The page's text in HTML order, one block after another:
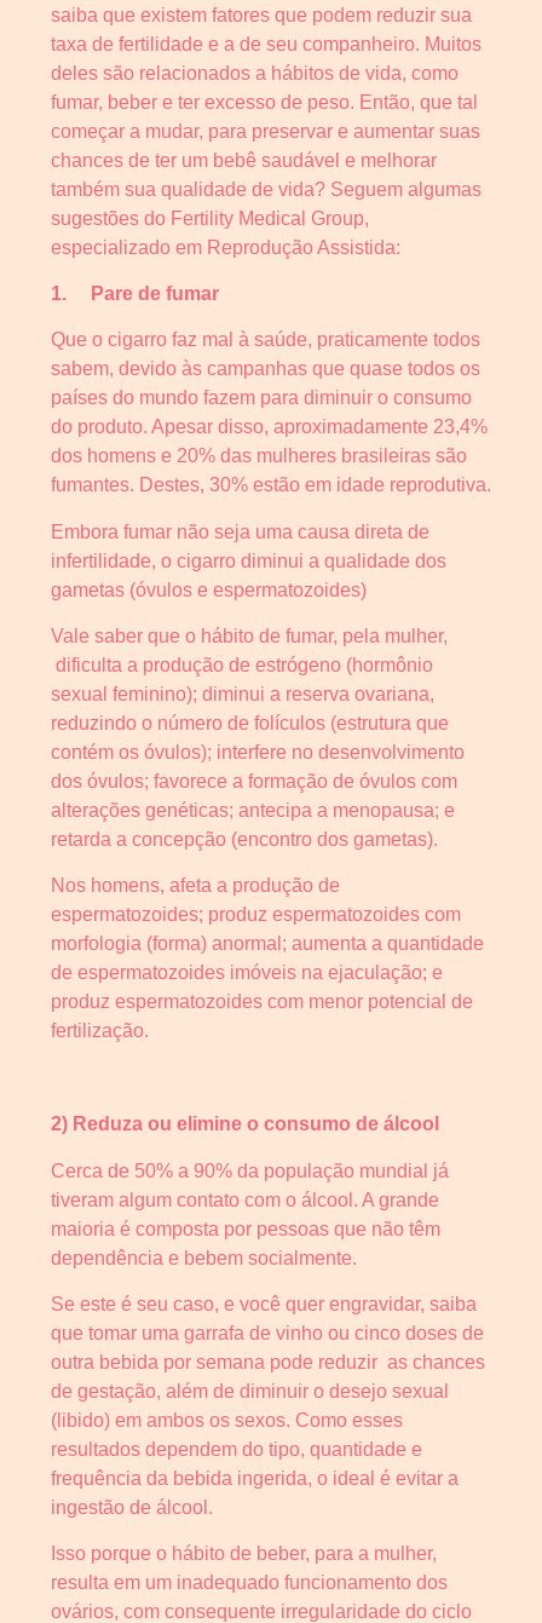
saiba que existem fatores que podem reduzir sua
taxa de fertilidade e a de seu companheiro. Muitos
deles são relacionados a hábitos de vida, como
fumar, beber e ter excesso de peso. Então, que tal
começar a mudar, para preservar e aumentar suas
chances de ter um bebê saudável e melhorar
também sua qualidade de vida? Seguem algumas
sugestões do Fertility Medical Group,
especializado em Reprodução Assistida:
1. Pare de fumar
Que o cigarro faz mal à saúde, praticamente todos
sabem, devido às campanhas que quase todos os
países do mundo fazem para diminuir o consumo
do produto. Apesar disso, aproximadamente 23,4%
dos homens e 20% das mulheres brasileiras são
fumantes. Destes, 30% estão em idade reprodutiva.
Embora fumar não seja uma causa direta de
infertilidade, o cigarro diminui a qualidade dos
gametas (óvulos e espermatozoides)
Vale saber que o hábito de fumar, pela mulher,
dificulta a produção de estrógeno (hormônio
sexual feminino); diminui a reserva ovariana,
reduzindo o número de folículos (estrutura que
contém os óvulos); interfere no desenvolvimento
dos óvulos; favorece a formação de óvulos com
alterações genéticas; antecipa a menopausa; e
retarda a concepção (encontro dos gametas).
Nos homens, afeta a produção de
espermatozoides; produz espermatozoides com
morfologia (forma) anormal; aumenta a quantidade
de espermatozoides imóveis na ejaculação; e
produz espermatozoides com menor potencial de
fertilização.
2) Reduza ou elimine o consumo de álcool
Cerca de 50% a 90% da população mundial já
tiveram algum contato com o álcool. A grande
maioria é composta por pessoas que não têm
dependência e bebem socialmente.
Se este é seu caso, e você quer engravidar, saiba
que tomar uma garrafa de vinho ou cinco doses de
outra bebida por semana pode reduzir as chances
de gestação, além de diminuir o desejo sexual
(libido) em ambos os sexos. Como esses
resultados dependem do tipo, quantidade e
frequência da bebida ingerida, o ideal é evitar a
ingestão de álcool.
Isso porque o hábito de beber, para a mulher,
resulta em um inadequado funcionamento dos
ovários, com consequente irregularidade do ciclo